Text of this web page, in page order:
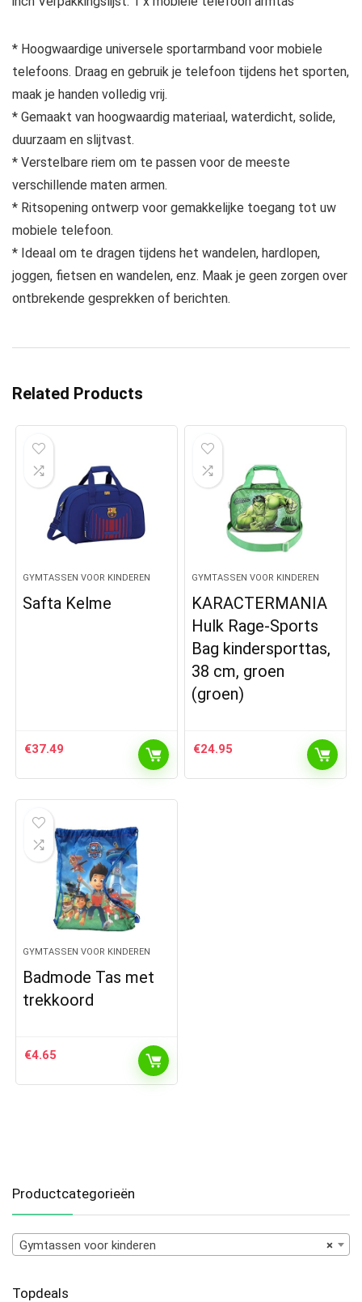
* Hoogwaardige universele sportarmband voor mobiele
telefoons. Draag en gebruik je telefoon tijdens het sporten,
maak je handen volledig vrij.
* Gemaakt van hoogwaardig materiaal, waterdicht, solide,
duurzaam en slijtvast.
* Verstelbare riem om te passen voor de meeste
verschillende maten armen.
* Ritsopening ontwerp voor gemakkelijke toegang tot uw
mobiele telefoon.
* Ideaal om te dragen tijdens het wandelen, hardlopen,
joggen, fietsen en wandelen, enz. Maak je geen zorgen over
ontbrekende gesprekken of berichten.
Related Products
GYMTASSEN VOOR KINDEREN
Safta Kelme
€37.49
GYMTASSEN VOOR KINDEREN
KARACTERMANIA
Hulk Rage-Sports
Bag kindersporttas,
38 cm, groen
(groen)
€24.95
GYMTASSEN VOOR KINDEREN
Badmode Tas met
trekkoord
€4.65
Productcategorieën
×
Gymtassen voor kinderen
Topdeals